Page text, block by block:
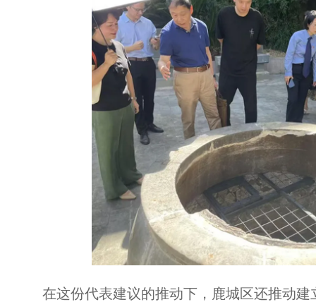
在这份代表建议的推动下，鹿城区还推动建